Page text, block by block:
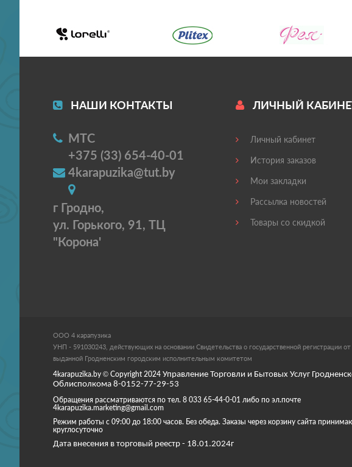
НАШИ КОНТАКТЫ
МТС
+375 (33) 654-40-01
4karapuzika@tut.by
г Гродно,
ул. Горького, 91, ТЦ
"Корона'
ЛИЧНЫЙ
Личный кабинет
История заказов
Мои закладки
Рассылка новостей
Товары со скидкой
ООО 4 карапузика
УНП - 591030243, действующих на основании Свидетельства о государственной регистрации от
выданной Гродненским городским исполнительным комитетом
4karapuzika.by © Copyright 2024 Управление Торговли и Бытовых Услуг
Облисполкома 8-0152-77-29-53
Обращения рассматриваются по тел. 8 033 65-44-0-01 либо по эл.почте
4karapuzika.marketing@gmail.com
Режим работы с 09:00 до 18:00 часов. Без обеда. Заказы через корзину сайта
круглосуточно
Дата внесения в торговый реестр - 18.01.2024г